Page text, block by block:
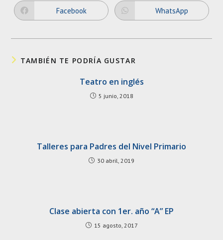
CONTENT
Opens
in
window
Facebook Opens
in
window
WhatsApp
TAMBIÉN TE PODRÍA GUSTAR
Teatro en inglés
5 junio, 2018
Talleres para Padres del Nivel Primario
30 abril, 2019
Clase abierta con 1er. año “A” EP
15 agosto, 2017